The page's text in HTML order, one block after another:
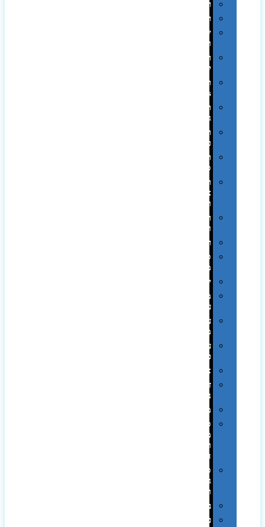
רטרו
רכב
שעונים
ומסגרות
תיקים
לכנסים
תיקי
Swiss
תיקי
תיקי
טיולים
תיקי
ספורט
תיקי
ומכתביות
תערוכות
וכנסים
רמקולים
סוכריות
ממותגות
יודאיקה
מארזי
עטים
עטי
מתכת
עטי
פלסטיק
אוזניות
זכרונות
ניידים
מפצלים
סביבת
מחשב
וציוד
היקפי
סוללות
גיבוי
ומטענים
ביגוד
כובעים